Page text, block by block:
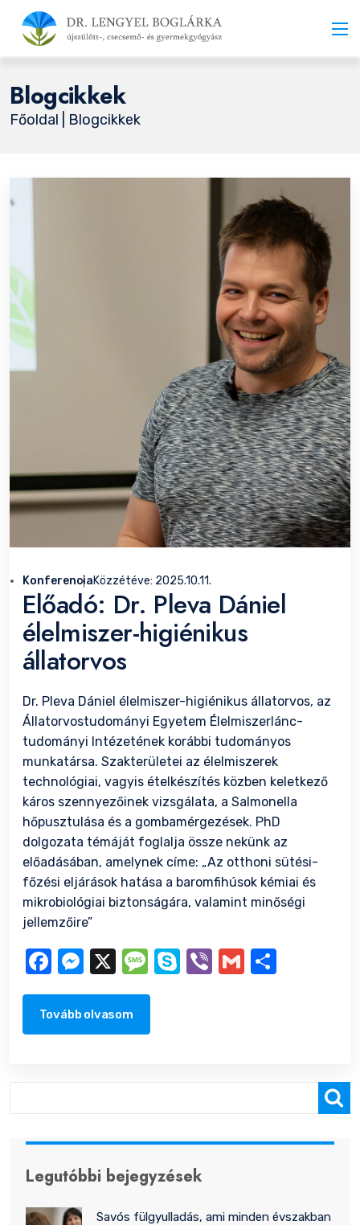
Blogcikkek
Főoldal | Blogcikkek
KonferenciaKözzétéve: 2025.10.11.
Előadó: Dr. Pleva Dániel
élelmiszer-higiénikus
állatorvos
Dr. Pleva Dániel élelmiszer-higiénikus állatorvos, az
Állatorvostudományi Egyetem Élelmiszerlánc-
tudományi Intézetének korábbi tudományos
munkatársa. Szakterületei az élelmiszerek
technológiai, vagyis ételkészítés közben keletkező
káros szennyezőinek vizsgálata, a Salmonella
hőpusztulása és a gombamérgezések. PhD
dolgozata témáját foglalja össze nekünk az
előadásában, amelynek címe: „Az otthoni sütési-
főzési eljárások hatása a baromfihúsok kémiai és
mikrobiológiai biztonságára, valamint minőségi
jellemzőire”
Facebook
Messenger
X Message
Skype
ViberGmailOssza
Tovább olvasom
Legutóbbi bejegyzések
Savós fülgyulladás, ami minden évszakban